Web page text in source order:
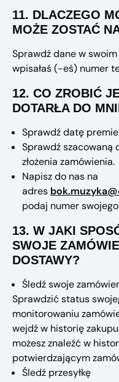
11. DLACZEGO
MOŻE ZOSTAĆ
Sprawdź dane w
wpisałaś (-eś) numer
12. CO ZROBIĆ
DOTARŁA DO
Sprawdź datę
Sprawdź
złożenia zamówienia.
Napisz do nas na
adres
podaj numer
13. W JAKI
SWOJE
DOSTAWY?
Śledź swoje
Sprawdzić status
monitorowaniu
wejdź w historię
możesz znaleźć w
potwierdzającym
Śledź przesyłkę